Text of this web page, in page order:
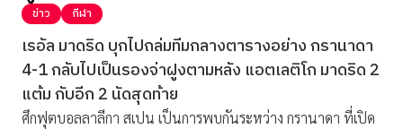
LOTTERY
VIDEO
ร่วมด้วยช่วยกัน
ข่าว กีฬา
เรอัล มาดริด บุกไปถล่มทีมกลางตารางอย่าง กรานาดา
4-1 กลับไปเป็นรองจ่าฝูงตามหลัง แอตเลติโก มาดริด 2
แต้ม กับอีก 2 นัดสุดท้าย
ศึกฟุตบอลลาลีกา สเปน เป็นการพบกันระหว่าง กรานาดา ที่เปิด